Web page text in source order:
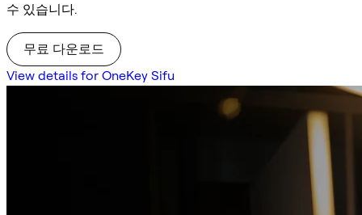
수 있습니다.
무료 다운로드
View details for OneKey Sifu